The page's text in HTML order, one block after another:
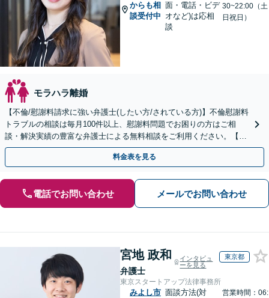
からも相
談受付中
面・電話・ビデ
オなど)は応相
談
30~22:00（土
日祝日）
モラハラ離婚
【不倫/慰謝料請求に強い弁護士(したい方/されている方)】不倫慰謝料
トラブルの相談は毎月100件以上、慰謝料問題でお困りの方はご相
談・解決実績の豊富な弁護士による無料相談をご利用ください。【不
倫相談は初回0円】【全国対応】
料金表を見る
電話でお問い合わせ メールでお問い合わせ
宮地 政和
弁護士
インタビュ
ーを見る
東京都
東京スタートアップ法律事務所
みよし市 面談方法(対
営業時間：06: